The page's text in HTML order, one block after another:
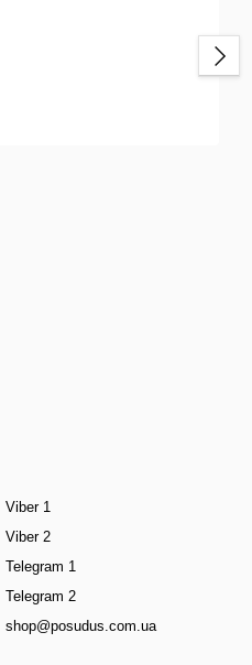
Viber 1
Viber 2
Telegram 1
Telegram 2
shop@posudus.com.ua